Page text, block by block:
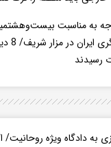
به مناسبت
رسیدند
به دادگاه ویژه روحانیت/